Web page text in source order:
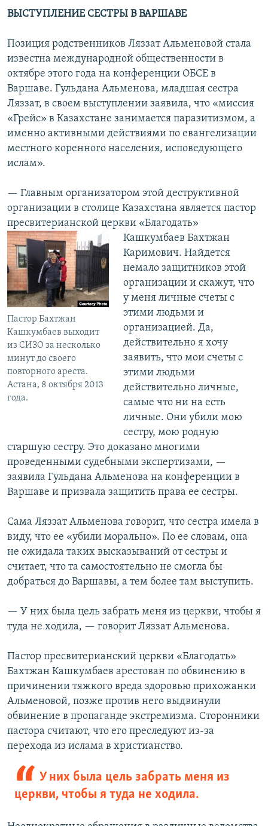
ВЫСТУПЛЕНИЕ СЕСТРЫ В ВАРШАВЕ
Позиция родственников Ляззат Альменовой стала
известна международной общественности в
октябре этого года на конференции ОБСЕ в
Варшаве. Гульдана Альменова, младшая сестра
Ляззат, в своем выступлении заявила, что «миссия
«Грейс» в Казахстане занимается паразитизмом, а
именно активными действиями по евангелизации
местного коренного населения, исповедующего
ислам».
— Главным организатором этой деструктивной
организации в столице Казахстана является пастор
пресвитерианской церкви «Благодать»
Кашкумбаев
Пастор Бахтжан
Кашкумбаев выходит
из СИЗО за несколько
минут до своего
повторного ареста.
Астана, 8 октября 2013
года.
Бахтжан
Каримович. Найдется
немало защитников этой
организации и скажут, что
у меня личные счеты с
этими людьми и
организацией. Да,
действительно я хочу
заявить, что мои счеты с
этими людьми
действительно личные,
самые что ни на есть
личные. Они убили мою
сестру, мою родную
старшую сестру. Это доказано многими
проведенными судебными экспертизами, —
заявила Гульдана Альменова на конференции в
Варшаве и призвала защитить права ее сестры.
Сама Ляззат Альменова говорит, что сестра имела в
виду, что ее «убили морально». По ее словам, она
не ожидала таких высказываний от сестры и
считает, что та самостоятельно не смогла бы
добраться до Варшавы, а тем более там выступить.
— У них была цель забрать меня из церкви, чтобы я
туда не ходила, — говорит Ляззат Альменова.
Пастор пресвитерианский церкви «Благодать»
Бахтжан Кашкумбаев арестован по обвинению в
причинении тяжкого вреда здоровью прихожанки
Альменовой, позже против него выдвинули
обвинение в пропаганде экстремизма. Сторонники
пастора считают, что его преследуют из-за
перехода из ислама в христианство.
У них была цель забрать меня из
церкви, чтобы я туда не ходила.